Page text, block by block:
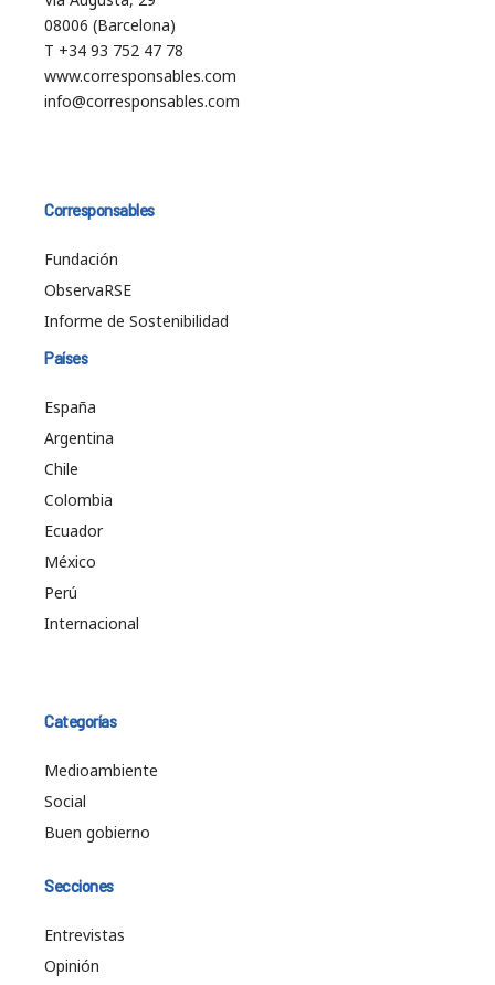
08006 (Barcelona)
T +34 93 752 47 78
www.corresponsables.com
info@corresponsables.com
Corresponsables
Fundación
ObservaRSE
Informe de Sostenibilidad
Países
España
Argentina
Chile
Colombia
Ecuador
México
Perú
Internacional
Categorías
Medioambiente
Social
Buen gobierno
Secciones
Entrevistas
Opinión